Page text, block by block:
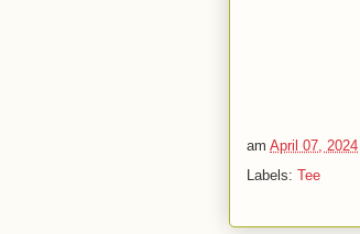
am April 07, 2024
Labels: Tee